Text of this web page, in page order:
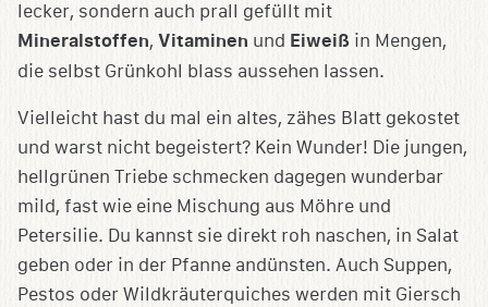
lecker, sondern auch prall gefüllt mit
Mineralstoffen, Vitaminen und Eiweiß in Mengen,
die selbst Grünkohl blass aussehen lassen.
Vielleicht hast du mal ein altes, zähes Blatt gekostet
und warst nicht begeistert? Kein Wunder! Die jungen,
hellgrünen Triebe schmecken dagegen wunderbar
mild, fast wie eine Mischung aus Möhre und
Petersilie. Du kannst sie direkt roh naschen, in Salat
geben oder in der Pfanne andünsten. Auch Suppen,
Pestos oder Wildkräuterquiches werden mit Giersch